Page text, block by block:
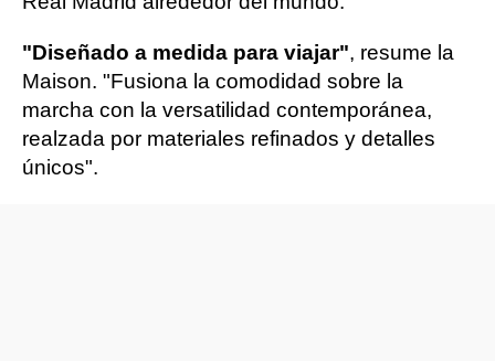
"Diseñado a medida para viajar", resume la
Maison. "Fusiona la comodidad sobre la
marcha con la versatilidad contemporánea,
realzada por materiales refinados y detalles
únicos".